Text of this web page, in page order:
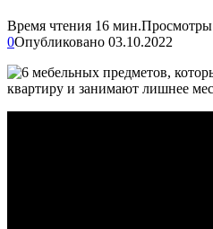
Время чтения 16 мин.Просмотры
0Опубликовано 03.10.2022